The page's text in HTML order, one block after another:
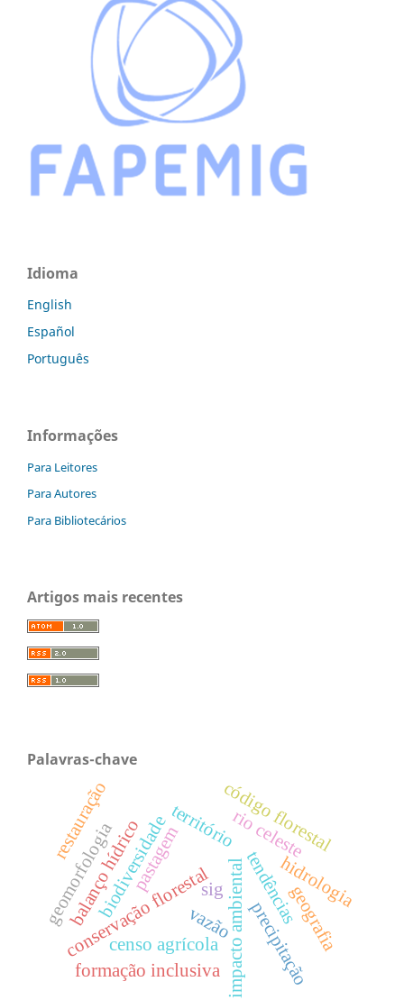
Idioma
English
Español
Português
Informações
Para Leitores
Para Autores
Para Bibliotecários
Artigos mais recentes
Palavras-chave
conservação florestalimpacto ambiental
censo agrícola
biodiversidade rio celeste
tendências
precipitação
vazão
balanço hídrico
geomorfologia hidrologia
território
restauração pastagem
código florestal
geografia
formação inclusiva
sig